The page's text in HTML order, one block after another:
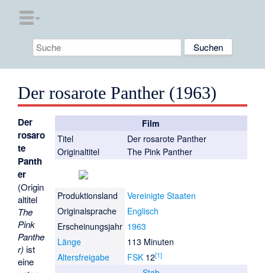
Der rosarote Panther (1963)
Film
Titel
Der rosarote Panther
Originaltitel
The Pink Panther
Produktionsland
Vereinigte Staaten
Originalsprache
Englisch
Erscheinungsjahr 1963
Länge
113 Minuten
Altersfreigabe
FSK12[1]
Der
rosaro
te
Panth
er
(Origin
altitel
The
Pink
Panthe
r) ist
eine